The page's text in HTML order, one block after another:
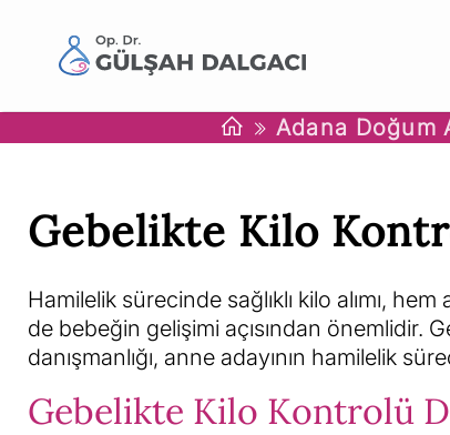
Adana Doğum
Gebelikte Kilo
Hamilelik sürecinde sağlıklı kilo alımı, hem
de bebeğin gelişimi açısından önemlidir.
danışmanlığı, anne adayının hamilelik
Gebelikte Kilo Kontrolü